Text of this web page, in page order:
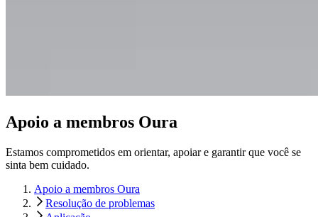
Apoio a membros Oura
Estamos comprometidos em orientar, apoiar e garantir que você se
sinta bem cuidado.
Apoio a membros Oura
Resolução de problemas